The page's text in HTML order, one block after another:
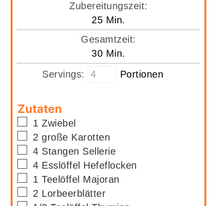
Zubereitungszeit:
25Minuten
Min.
Gesamtzeit:
30Minuten
Min.
Servings:
Portionen
Zutaten
▢
1 Zwiebel
▢
2 große Karotten
▢
4 Stangen Sellerie
▢
4 Esslöffel Hefeflocken
▢
1 Teelöffel Majoran
▢
2 Lorbeerblätter